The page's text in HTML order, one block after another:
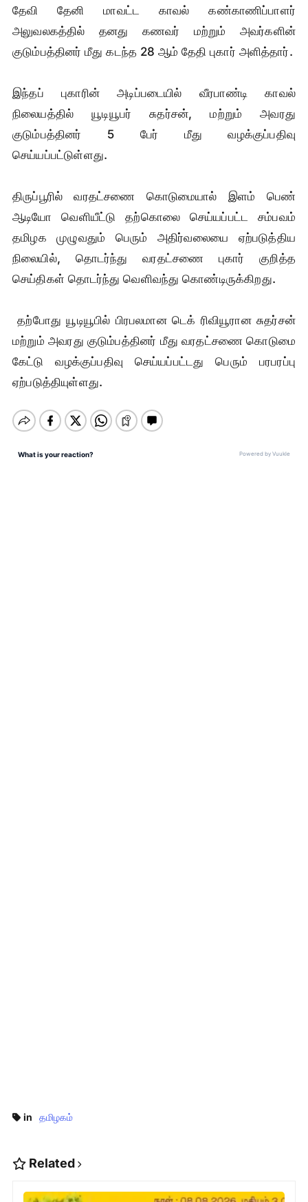
தேவி தேனி மாவட்ட காவல் கண்காணிப்பாளர்
அலுவலகத்தில் தனது கணவர் மற்றும் அவர்களின்
குடும்பத்தினர் மீது கடந்த 28 ஆம் தேதி புகார் அளித்தார்.
இந்தப் புகாரின் அடிப்படையில் வீரபாண்டி காவல்
நிலையத்தில் யூடியூபர் சுதர்சன், மற்றும் அவரது
குடும்பத்தினர் 5 பேர் மீது வழக்குப்பதிவு
செய்யப்பட்டுள்ளது.
திருப்பூரில் வரதட்சணை கொடுமையால் இளம் பெண்
ஆடியோ வெளியீட்டு தற்கொலை செய்யப்பட்ட சம்பவம்
தமிழக முழுவதும் பெரும் அதிர்வலையை ஏற்படுத்திய
நிலையில், தொடர்ந்து வரதட்சணை புகார் குறித்த
செய்திகள் தொடர்ந்து வெளிவந்து கொண்டிருக்கிறது.
தற்போது யூடியூபில் பிரபலமான டெக் ரிவியூரான சுதர்சன்
மற்றும் அவரது குடும்பத்தினர் மீது வரதட்சணை கொடுமை
கேட்டு வழக்குப்பதிவு செய்யப்பட்டது பெரும் பரபரப்பு
ஏற்படுத்தியுள்ளது.
in தமிழகம்
Related